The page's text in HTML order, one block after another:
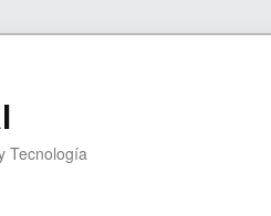
Tecnología